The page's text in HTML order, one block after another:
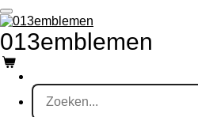
Ga
direct
naar
de
hoofdinhoud
013emblemen